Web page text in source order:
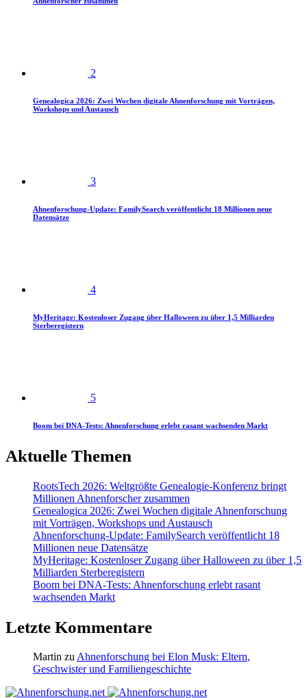
2
Genealogica 2026: Zwei Wochen digitale Ahnenforschung mit Vorträgen,
Workshops und Austausch
3
Ahnenforschung-Update: FamilySearch veröffentlicht 18 Millionen neue
Datensätze
4
MyHeritage: Kostenloser Zugang über Halloween zu über 1,5 Milliarden
Sterberegistern
5
Boom bei DNA-Tests: Ahnenforschung erlebt rasant wachsenden Markt
Aktuelle Themen
RootsTech 2026: Weltgrößte Genealogie-Konferenz bringt
Millionen Ahnenforscher zusammen
Genealogica 2026: Zwei Wochen digitale Ahnenforschung
mit Vorträgen, Workshops und Austausch
Ahnenforschung-Update: FamilySearch veröffentlicht 18
Millionen neue Datensätze
MyHeritage: Kostenloser Zugang über Halloween zu über 1,5
Milliarden Sterberegistern
Boom bei DNA-Tests: Ahnenforschung erlebt rasant
wachsenden Markt
Letzte Kommentare
Martin zu Ahnenforschung bei Elon Musk: Eltern,
Geschwister und Familiengeschichte